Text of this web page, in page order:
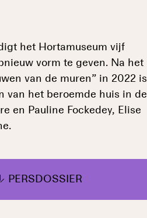
het Hortamuseum vijf
vorm te geven. Na het
van de muren” in 2022 is
van het beroemde huis in de
en Pauline Fockedey, Elise
PERSDOSSIER